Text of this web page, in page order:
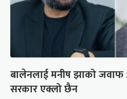
बालेनलाई मनीष झाको
सरकार एक्लो छैन